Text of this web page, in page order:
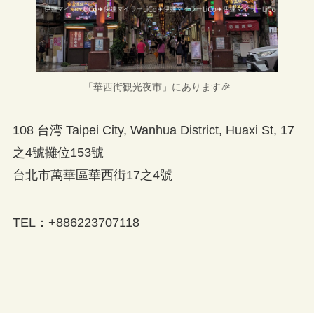
「華西街観光夜市」にあります🎉
108 台湾 Taipei City, Wanhua District, Huaxi St, 17
之4號攤位153號
台北市萬華區華西街17之4號
TEL：+886223707118